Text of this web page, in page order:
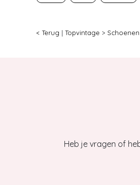
< Terug | Topvintage > Schoenen
Heb je vragen of